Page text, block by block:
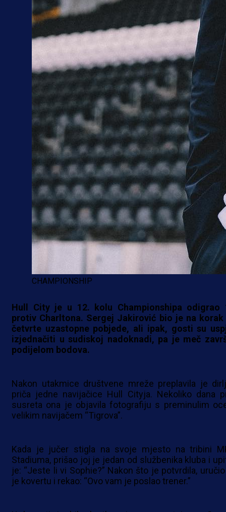
CHAMPIONSHIP
Hull City je u 12. kolu Championshipa odigrao
protiv Charltona. Sergej Jakirović bio je na korak
četvrte uzastopne pobjede, ali ipak, gosti su
izjednačiti u sudiskoj nadoknadi, pa je meč
podijelom bodova.
Nakon utakmice društvene mreže preplavila je
priča jedne navijačice Hull Cityja. Nekoliko dana
susreta ona je objavila fotografiju s preminulim
velikim navijačem “Tigrova”.
Kada je jučer stigla na svoje mjesto na tribini
Stadiuma, prišao joj je jedan od službenika kluba i
je: “Jeste li vi Sophie?” Nakon što je potvrdila,
je kovertu i rekao: “Ovo vam je poslao trener.”